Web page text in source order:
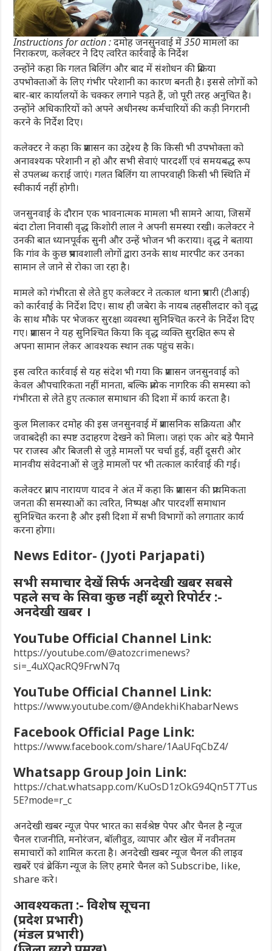
Instructions for action : दमोह जनसुनवाई में 350 मामलों का
निराकरण, कलेक्टर ने दिए त्वरित कार्रवाई के निर्देश
उन्होंने कहा कि गलत बिलिंग और बाद में संशोधन की प्रक्रिया
उपभोक्ताओं के लिए गंभीर परेशानी का कारण बनती है। इससे लोगों को
बार-बार कार्यालयों के चक्कर लगाने पड़ते हैं, जो पूरी तरह अनुचित है।
उन्होंने अधिकारियों को अपने अधीनस्थ कर्मचारियों की कड़ी निगरानी
करने के निर्देश दिए।
कलेक्टर ने कहा कि प्रशासन का उद्देश्य है कि किसी भी उपभोक्ता को
अनावश्यक परेशानी न हो और सभी सेवाएं पारदर्शी एवं समयबद्ध रूप
से उपलब्ध कराई जाएं। गलत बिलिंग या लापरवाही किसी भी स्थिति में
स्वीकार्य नहीं होगी।
जनसुनवाई के दौरान एक भावनात्मक मामला भी सामने आया, जिसमें
बंदा टोला निवासी वृद्ध किशोरी लाल ने अपनी समस्या रखी। कलेक्टर ने
उनकी बात ध्यानपूर्वक सुनी और उन्हें भोजन भी कराया। वृद्ध ने बताया
कि गांव के कुछ प्रभावशाली लोगों द्वारा उनके साथ मारपीट कर उनका
सामान ले जाने से रोका जा रहा है।
मामले को गंभीरता से लेते हुए कलेक्टर ने तत्काल थाना प्रभारी (टीआई)
को कार्रवाई के निर्देश दिए। साथ ही जबेरा के नायब तहसीलदार को वृद्ध
के साथ मौके पर भेजकर सुरक्षा व्यवस्था सुनिश्चित करने के निर्देश दिए
गए। प्रशासन ने यह सुनिश्चित किया कि वृद्ध व्यक्ति सुरक्षित रूप से
अपना सामान लेकर आवश्यक स्थान तक पहुंच सके।
इस त्वरित कार्रवाई से यह संदेश भी गया कि प्रशासन जनसुनवाई को
केवल औपचारिकता नहीं मानता, बल्कि प्रत्येक नागरिक की समस्या को
गंभीरता से लेते हुए तत्काल समाधान की दिशा में कार्य करता है।
कुल मिलाकर दमोह की इस जनसुनवाई में प्रशासनिक सक्रियता और
जवाबदेही का स्पष्ट उदाहरण देखने को मिला। जहां एक ओर बड़े पैमाने
पर राजस्व और बिजली से जुड़े मामलों पर चर्चा हुई, वहीं दूसरी ओर
मानवीय संवेदनाओं से जुड़े मामलों पर भी तत्काल कार्रवाई की गई।
कलेक्टर प्रताप नारायण यादव ने अंत में कहा कि प्रशासन की प्राथमिकता
जनता की समस्याओं का त्वरित, निष्पक्ष और पारदर्शी समाधान
सुनिश्चित करना है और इसी दिशा में सभी विभागों को लगातार कार्य
करना होगा।
News Editor- (Jyoti Parjapati)
सभी समाचार देखें सिर्फ अनदेखी खबर सबसे
पहले सच के सिवा कुछ नहीं ब्यूरो रिपोर्टर :-
अनदेखी खबर ।
YouTube Official Channel Link:
https://youtube.com/@atozcrimenews?
si=_4uXQacRQ9FrwN7q
YouTube Official Channel Link:
https://www.youtube.com/@AndekhiKhabarNews
Facebook Official Page Link:
https://www.facebook.com/share/1AaUFqCbZ4/
Whatsapp Group Join Link:
https://chat.whatsapp.com/KuOsD1zOkG94Qn5T7Tus
5E?mode=r_c
अनदेखी खबर न्यूज़ पेपर भारत का सर्वश्रेष्ठ पेपर और चैनल है न्यूज
चैनल राजनीति, मनोरंजन, बॉलीवुड, व्यापार और खेल में नवीनतम
समाचारों को शामिल करता है। अनदेखी खबर न्यूज चैनल की लाइव
खबरें एवं ब्रेकिंग न्यूज के लिए हमारे चैनल को Subscribe, like,
share करे।
आवश्यकता :- विशेष सूचना
(प्रदेश प्रभारी)
(मंडल प्रभारी)